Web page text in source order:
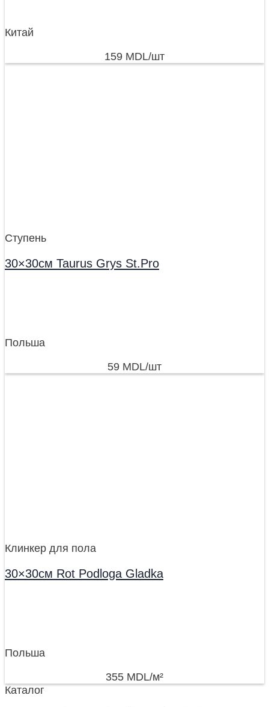
Китай
159 MDL/шт
Ступень
30×30см Taurus Grys St.Pro
Польша
59 MDL/шт
Клинкер для пола
30×30см Rot Podloga Gladka
Польша
355 MDL/м²
Каталог